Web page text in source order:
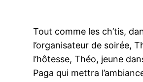
Tout comme les ch’tis,
l’organisateur de soirée,
l’hôtesse, Théo, jeune
Paga qui mettra